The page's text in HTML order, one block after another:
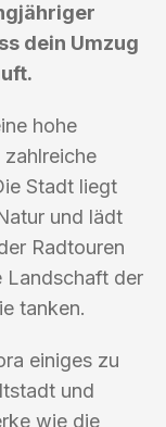
dein Umzug
hohe
Stadt liegt
und lädt
Radtouren
Landschaft der
tanken.
einiges zu
und
wie die